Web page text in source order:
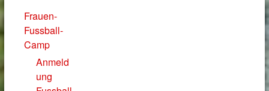
Frauen-
Fussball-
Camp
Anmeld
ung